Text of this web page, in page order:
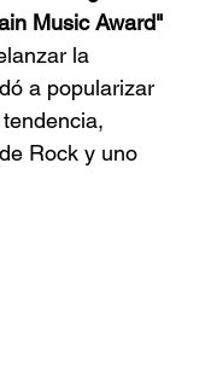
Music Award"
la
a popularizar
Rock y uno